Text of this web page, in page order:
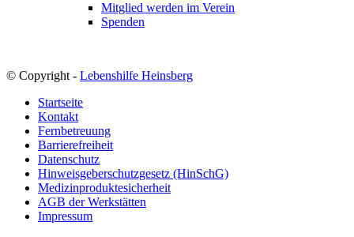
Mitglied werden im Verein
Spenden
© Copyright - Lebenshilfe Heinsberg
Startseite
Kontakt
Fernbetreuung
Barrierefreiheit
Datenschutz
Hinweisgeberschutzgesetz (HinSchG)
Medizinproduktesicherheit
AGB der Werkstätten
Impressum